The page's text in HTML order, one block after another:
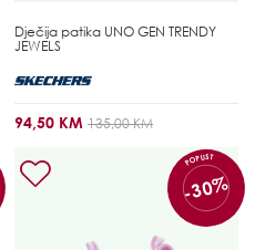
Dječija patika UNO GEN TRENDY
JEWELS
94,50 KM 135,00 KM
POPUST
-30%